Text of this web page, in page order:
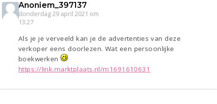
Anoniem_397137
donderdag 29 april 2021 om
13:27
Als je je verveeld kan je de advertenties van deze
verkoper eens doorlezen. Wat een persoonlijke
boekwerken
https://link.marktplaats.nl/m1691610631